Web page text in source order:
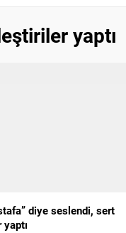
yaptı
diye seslendi, sert